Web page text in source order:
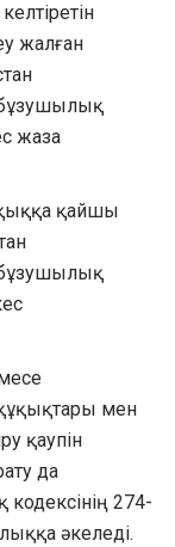
жалған
жаза
қайшы
мен
қаупін
да
274-
әкеледі.